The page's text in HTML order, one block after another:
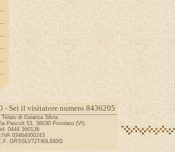
- Sei il visitatore numero 8436205
Il Telaio di Gaiarsa Silvia
Pascoli 53, 36030 Povolaro (VI)
0444 360136
03464000243
GRSSLV72T60L840G